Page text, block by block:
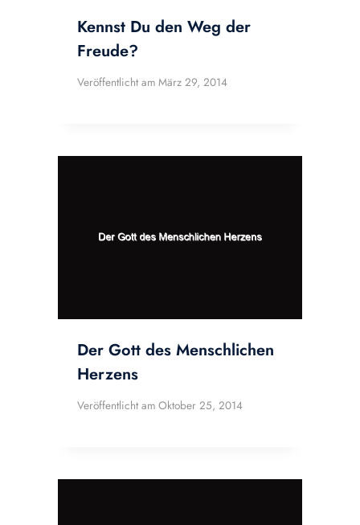
Kennst Du den Weg der
Freude?
Veröffentlicht am März 29, 2014
Der Gott des Menschlichen
Herzens
Veröffentlicht am Oktober 25, 2014